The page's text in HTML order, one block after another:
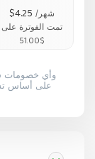
$4.25 /شهر
تمت الفوترة على
$51.00
على أساس تسعير